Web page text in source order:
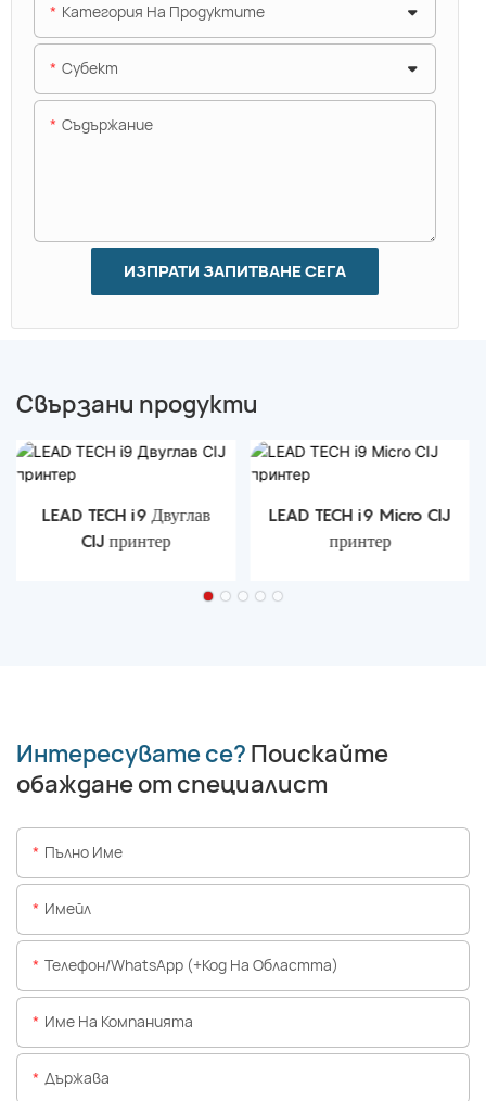
Категория На Продуктите
Субект
Съдържание
ИЗПРАТИ ЗАПИТВАНЕ СЕГА
Свързани продукти
LEAD TECH i9 Двуглав
CIJ принтер
LEAD TECH i9 Micro CIJ
принтер
Интересувате се? Поискайте
обаждане от специалист
Пълно Име
Имейл
Телефон/WhatsApp (+Код На Областта)
Име На Компанията
Държава